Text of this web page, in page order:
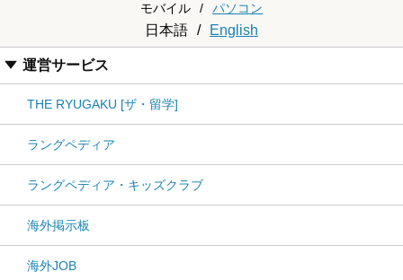
モバイル / パソコン
日本語 / English
運営サービス
THE RYUGAKU [ザ・留学]
ラングペディア
ラングペディア・キッズクラブ
海外掲示板
海外JOB